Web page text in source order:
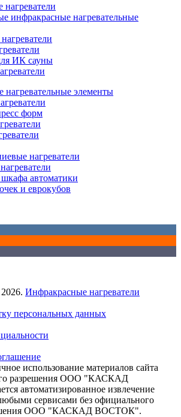
инфракрасные нагревательные
ИК сауны
нагревательные элементы
форм
нагреватели
автоматики
и еврокубов
Инфракрасные нагреватели
персональных данных
использование материалов сайта
разрешения ООО "КАСКАД
автоматизированное извлечение
сервисами без официального
ООО "КАСКАД ВОСТОК".